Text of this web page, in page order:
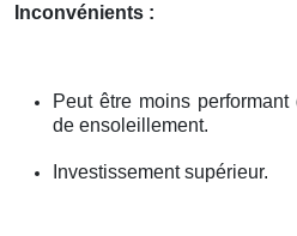
Inconvénients :
Peut être moins
de ensoleillement.
Investissement supérieur.